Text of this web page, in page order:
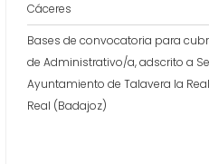
Cáceres
Bases de convocatoria para
de Administrativo/a, adscrito a
Ayuntamiento de Talavera la
Real (Badajoz)